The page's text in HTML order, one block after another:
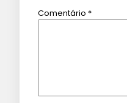
Comentário *